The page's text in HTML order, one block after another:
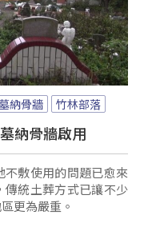
納骨牆 竹林部落
納骨牆啟用
敷使用的問題已愈來
統土葬方式已讓不少
更為嚴重。